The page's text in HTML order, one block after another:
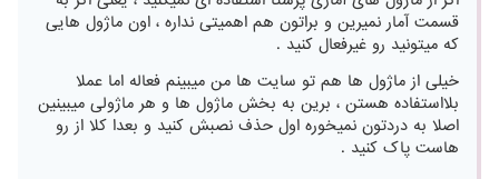
قسمت آمار نمیرین و براتون هم اهمیتی نداره ، اون ماژول هایی
که میتونید رو غیرفعال کنید .
خیلی از ماژول ها هم تو سایت ها من میبینم فعاله اما عملا
بلااستفاده هستن ، برین به بخش ماژول ها و هر ماژولی میبینین
اصلا به دردتون نمیخوره اول حذف نصبش کنید و بعدا کلا از رو
هاست پاک کنید .